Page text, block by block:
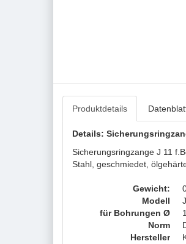
Produktdetails
Details:
Sicherungsringzange J 11
Stahl, geschmiedet,
Gewicht:
Modell
für Bohrungen Ø
Norm
Hersteller